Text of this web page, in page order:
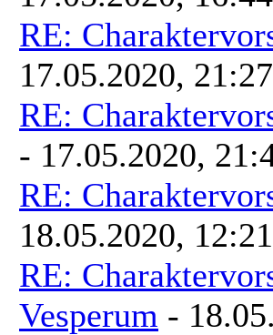
RE:
17.05.2020, 21:27
RE:
- 17.05.2020,
RE:
18.05.2020, 12:21
RE:
Vesperum -